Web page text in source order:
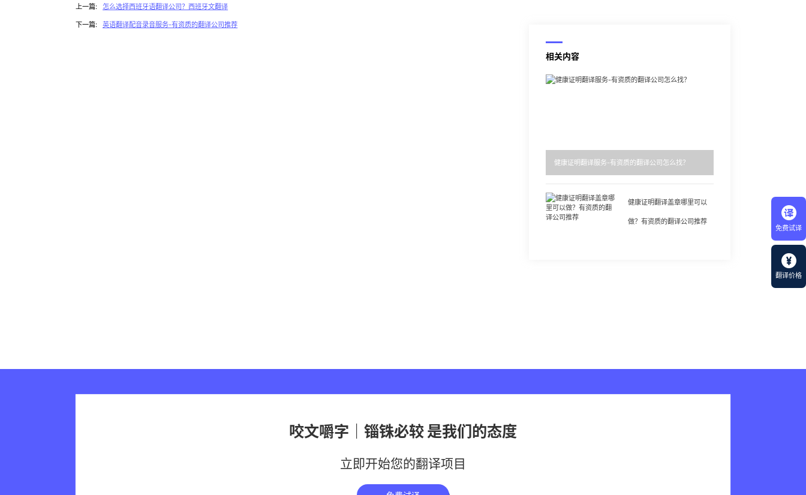
免费试译
翻译价格
上一篇: 怎么选择西班牙语翻译公司？西班牙文翻译
下一篇: 英语翻译配音录音服务-有资质的翻译公司推荐
相关内容
健康证明翻译服务-有资质的翻译公司怎么找？
健康证明翻译盖章哪里可以
做？有资质的翻译公司推荐
咬文嚼字｜锱铢必较 是我们的态度
立即开始您的翻译项目